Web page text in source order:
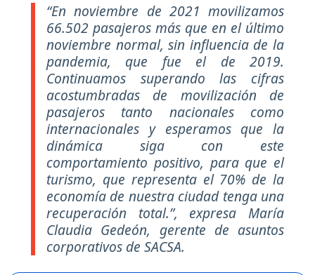
“En noviembre de 2021 movilizamos
66.502 pasajeros más que en el último
noviembre normal, sin influencia de la
pandemia, que fue el de 2019.
Continuamos superando las cifras
acostumbradas de movilización de
pasajeros tanto nacionales como
internacionales y esperamos que la
dinámica siga con este
comportamiento positivo, para que el
turismo, que representa el 70% de la
economía de nuestra ciudad tenga una
recuperación total.”, expresa María
Claudia Gedeón, gerente de asuntos
corporativos de SACSA.